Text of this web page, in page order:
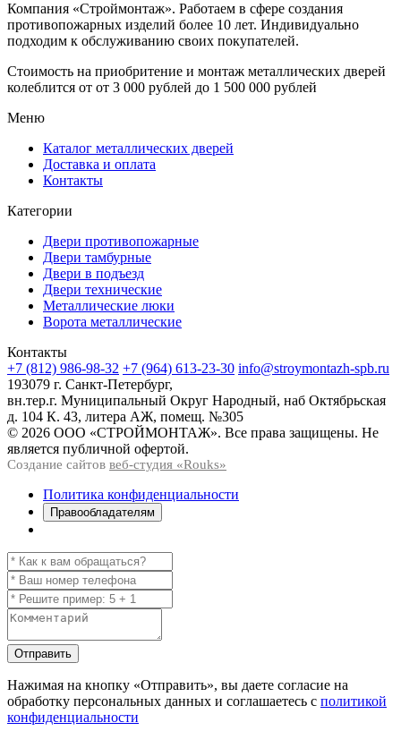
Компания «Строймонтаж». Работаем в сфере создания
противопожарных изделий более 10 лет. Индивидуально
подходим к обслуживанию своих покупателей.
Стоимость на приобритение и монтаж металлических дверей
колеблится от от 3 000 рублей до 1 500 000 рублей
Меню
Каталог металлических дверей
Доставка и оплата
Контакты
Категории
Двери противопожарные
Двери тамбурные
Двери в подъезд
Двери технические
Металлические люки
Ворота металлические
Контакты
+7 (812) 986-98-32 +7 (964) 613-23-30 info@stroymontazh-spb.ru
193079 г. Санкт-Петербург,
вн.тер.г. Муниципальный Округ Народный, наб Октябрьская
д. 104 К. 43, литера АЖ, помещ. №305
© 2026 ООО «СТРОЙМОНТАЖ». Все права защищены. Не
является публичной офертой.
Создание сайтов веб-студия «Rouks»
Политика конфиденциальности
Правообладателям
Отправить
Нажимая на кнопку «Отправить», вы даете согласие на
обработку персональных данных и соглашаетесь с политикой
конфиденциальности